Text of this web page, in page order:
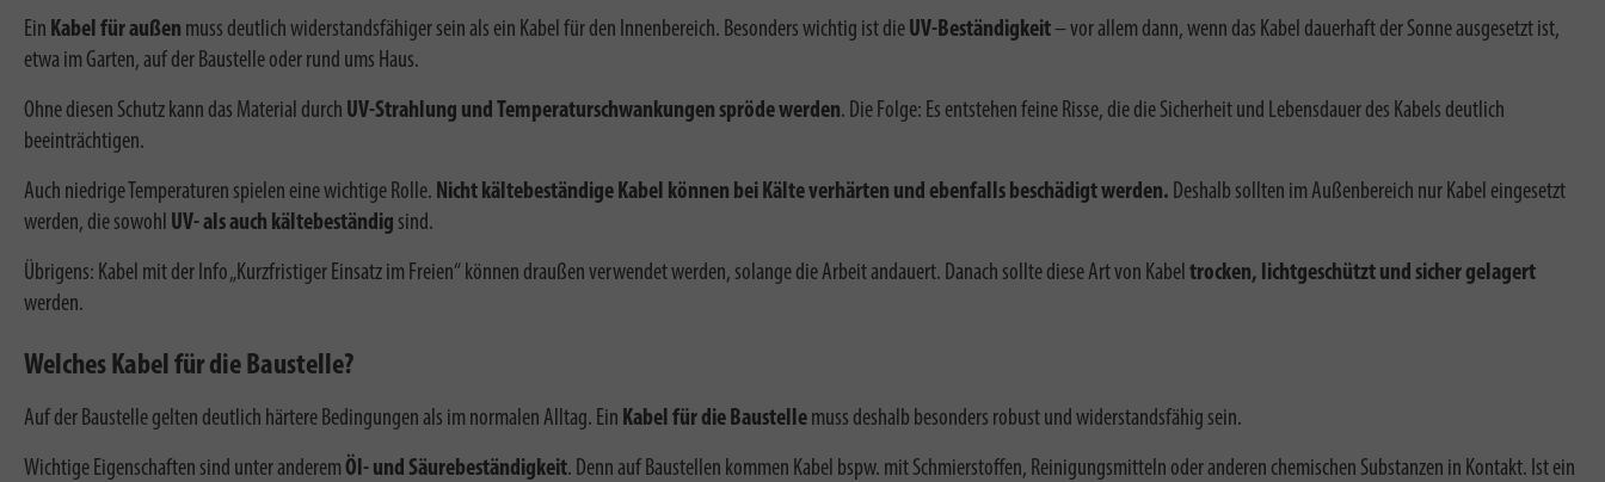
Ein Kabel für außen muss deutlich widerstandsfähiger sein als ein Kabel für den Innenbereich. Besonders wichtig ist die UV-Beständigkeit– vor allem dann, wenn das Kabel dauerhaft der Sonne ausgesetzt ist,
etwa im Garten, auf der Baustelle oder rund ums Haus.
Ohne diesen Schutz kann das Material durch UV-Strahlung und Temperaturschwankungen spröde werden. Die Folge: Es entstehen feine Risse, die die Sicherheit und Lebensdauer des Kabels deutlich
beeinträchtigen.
Auch niedrige Temperaturen spielen eine wichtige Rolle. Nicht kältebeständige Kabel können bei Kälte verhärten und ebenfalls beschädigt werden. Deshalb sollten im Außenbereich nur Kabel eingesetzt
werden, die sowohl UV- als auch kältebeständig sind.
Übrigens: Kabel mit der Info „Kurzfristiger Einsatz im Freien“ können draußen verwendet werden, solange die Arbeit andauert. Danach sollte diese Art von Kabel trocken, lichtgeschützt und sicher gelagert
werden.
Welches Kabel für die Baustelle?
Auf der Baustelle gelten deutlich härtere Bedingungen als im normalen Alltag. Ein Kabel für die Baustelle muss deshalb besonders robust und widerstandsfähig sein.
Wichtige Eigenschaften sind unter anderem Öl- und Säurebeständigkeit. Denn auf Baustellen kommen Kabel bspw. mit Schmierstoffen, Reinigungsmitteln oder anderen chemischen Substanzen in Kontakt. Ist ein